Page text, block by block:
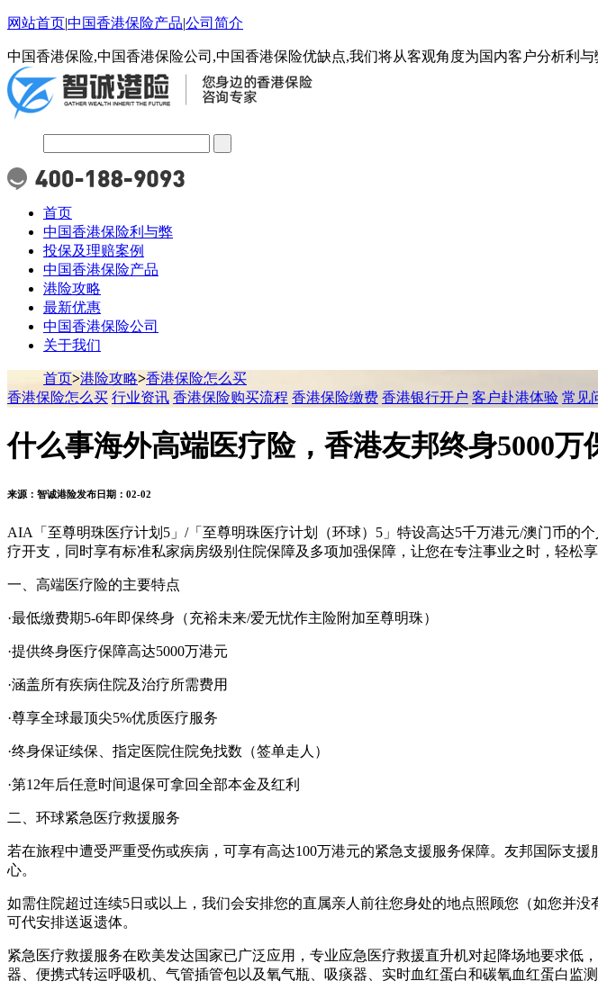
网站首页|中国香港保险产品|公司简介
中国香港保险,中国香港保险公司,中国香港保险优缺点,我们将从客观角度为国内客户分析利
首页
中国香港保险利与弊
投保及理赔案例
中国香港保险产品
港险攻略
最新优惠
中国香港保险公司
关于我们
首页>港险攻略>香港保险怎么买
香港保险怎么买 行业资讯 香港保险购买流程 香港保险缴费 香港银行开户 客户赴港体验 常见
什么事海外高端医疗险，香港友邦终身5000万
来源： 智诚港险发布日期：02-02
AIA「至尊明珠医疗计划5」/「至尊明珠医疗计划（环球）5」特设高达5千万港元/澳门币的
疗开支，同时享有标准私家病房级别住院保障及多项加强保障，让您在专注事业之时，轻松
一、高端医疗险的主要特点
·最低缴费期5-6年即保终身（充裕未来/爱无忧作主险附加至尊明珠）
·提供终身医疗保障高达5000万港元
·涵盖所有疾病住院及治疗所需费用
·尊享全球最顶尖5%优质医疗服务
·终身保证续保、指定医院住院免找数（签单走人）
·第12年后任意时间退保可拿回全部本金及红利
二、环球紧急医疗救援服务
若在旅程中遭受严重受伤或疾病，可享有高达100万港元的紧急支援服务保障。友邦国际支
心。
如需住院超过连续5日或以上，我们会安排您的直属亲人前往您身处的地点照顾您（如您并
可代安排送返遗体。
紧急医疗救援服务在欧美发达国家已广泛应用，专业应急医疗救援直升机对起降场地要求
器、便携式转运呼吸机、气管插管包以及氧气瓶、吸痰器、实时血红蛋白和碳氧血红蛋白